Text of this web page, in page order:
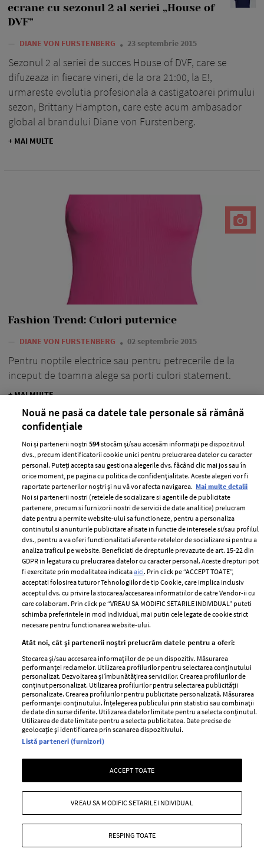
ecrane cu sezonul 2 al seriei „House of
DVF”
— DIANE VON FURSTENBERG 23 septembrie 2015
Sezonul 2 al seriei de succes House of DVF, care se
difuzeaza in fiecare vineri, de la ora 21:00, la E!,
urmareste evolutia profesionala a castigatoarei primului
sezon, Brittany Hampton, care este acum ambasador
global al brandului Diane von Furstenberg.
+ MAI MULTE
Fashion Trend: Culori puternice
— DIANE VON FURSTENBERG 02 septembrie 2015
Pentru noptile electrice sau pentru petrecerile de la
inceput de toamna alege sa porti culori statement.
+ MAI MULTE
Pop! Pop! Pop! – Cele mai HOT piese
vestimentare si accesorii ale
saptamanii!
DIANE VON FURSTENBERG 05 august 2015
Pentru un plus de optimism in zilele de vara ce au mai
ramas, poarta culori cat mai puternice in nunate extrem
de fresh. Poti asorta movul cu galbenul sau verdele cu
albastrul, nimeni nu te va judeca!
+ MAI MULTE
Nouă ne pasă ca datele tale personale să rămână
confidențiale
Noi și partenerii noștri594stocăm și/sau accesăm informații pe dispozitivul
dvs., precum identificatorii cookie unici pentru prelucrarea datelor cu caracter
personal. Puteți accepta sau gestiona alegerile dvs. făcând clic mai jos sau în
orice moment, pe pagina cu politica de confidențialitate. Aceste alegeri vor fi
raportate partenerilor noștri și nu vă vor afecta navigarea. Mai multe detalii
Noi si partenerii nostri (retelele de socializare si agentiile de publicitate
partenere, precum si furnizorii nostri de servicii de date analitice) prelucram
date pentru a permite website-ului sa functioneze, pentru a personaliza
continutul si anunturile publicitare afisate in functie de interesele si/sau profilul
dvs., pentru a va oferi functionalitati aferente retelelor de socializare si pentru a
analiza traficul pe website. Beneficiati de drepturile prevazute de art. 15-22 din
GDPR in legatura cu prelucrarea datelor cu caracter personal. Aceste drepturi pot
fi exercitate prin modalitatea indicataaici. Prin click pe “ACCEPT TOATE”,
acceptati folosirea tuturor Tehnologiilor de tip Cookie, care implica inclusiv
acceptul dvs. cu privire la stocarea/accesarea informatiilor de catre Vendor-ii cu
care colaboram. Prin click pe “VREAU SA MODIFIC SETARILE INDIVIDUAL” puteti
schimba preferintele in mod individual, mai putin cele legate de cookie strict
necesare pentru functionarea website-ului.
Atât noi, cât și partenerii noștri prelucrăm datele pentru a oferi:
Stocarea și/sau accesarea informațiilor de pe un dispozitiv. Măsurarea
performanței reclamelor. Utilizarea profilurilor pentru selectarea conținutului
personalizat. Dezvoltarea și îmbunătățirea serviciilor. Crearea profilurilor de
conținut personalizat. Utilizarea profilurilor pentru selectarea publicității
personalizate. Crearea profilurilor pentru publicitate personalizată. Măsurarea
performanței conținutului. Înțelegerea publicului prin statistici sau combinații
de date din surse diferite. Utilizarea datelor limitate pentru a selecta conținutul.
Utilizarea de date limitate pentru a selecta publicitatea. Date precise de
geolocație și identificarea prin scanarea dispozitivului.
Listă parteneri (furnizori)
ACCEPT TOATE
RESPING TOATE
VREAU SA MODIFIC SETARILE INDIVIDUAL